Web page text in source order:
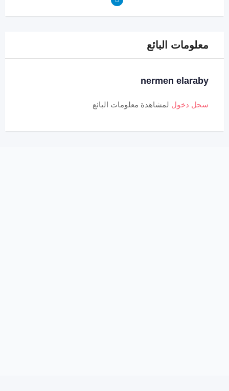
معلومات البائع
nermen elaraby
سجل دخول لمشاهدة معلومات البائع